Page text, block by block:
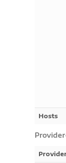
Hosts